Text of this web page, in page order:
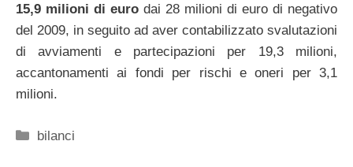
15,9 milioni di euro dai 28 milioni di euro di negativo
del 2009, in seguito ad aver contabilizzato svalutazioni
di avviamenti e partecipazioni per 19,3 milioni,
accantonamenti ai fondi per rischi e oneri per 3,1
milioni.
Categorie
bilanci